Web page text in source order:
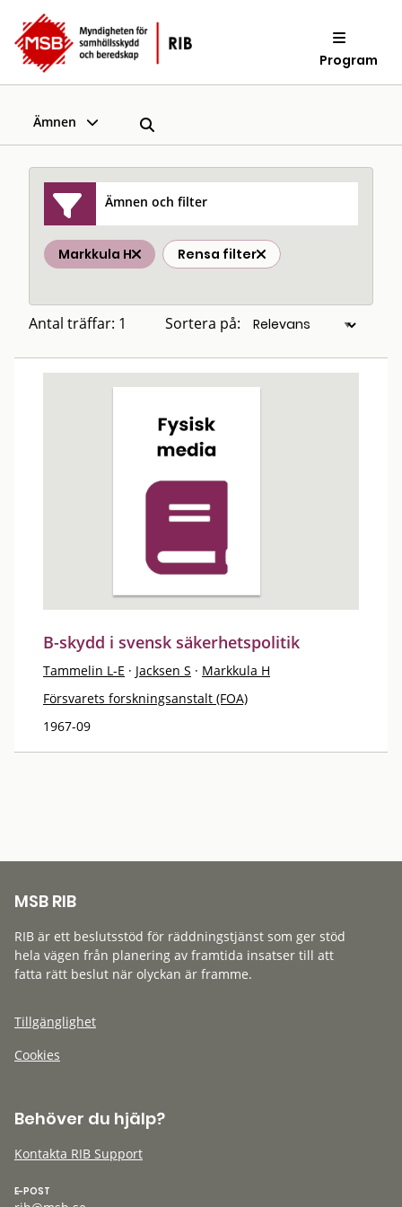
Program
Ämnen
Ämnen och filter
Markkula H Rensa filter
Antal träffar: 1 Sortera på:
B-skydd i svensk säkerhetspolitik
Tammelin L-E · Jacksen S · Markkula H
Försvarets forskningsanstalt (FOA)
1967-09
MSB RIB
RIB är ett beslutsstöd för räddningstjänst som ger stöd
hela vägen från planering av framtida insatser till att
fatta rätt beslut när olyckan är framme.
Tillgänglighet
Cookies
Behöver du hjälp?
Kontakta RIB Support
E-POST